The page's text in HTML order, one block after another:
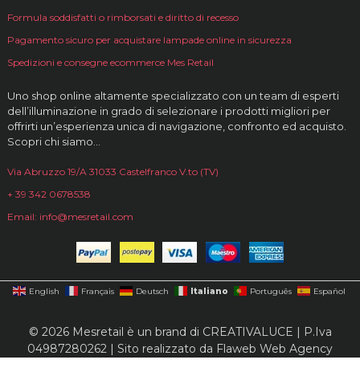
Formula soddisfatti o rimborsati e diritto di recesso
Pagamento sicuro per acquistare lampade online in sicurezza
Spedizioni e consegne ecommerce Mes Retail
Uno shop online altamente specializzato con un team di esperti
dell’illuminazione in grado di selezionare i prodotti migliori per
offrirti un’esperienza unica di navigazione, confronto ed acquisto.
Scopri chi siamo…
Via Abruzzo 19/A 31033 Castelfranco V.to (TV)
+ 39 342 0678538
Email: info@mesretail.com
English Français Deutsch Italiano Português Español
© 2026 Mesretail è un brand di CREATIVALUCE | P.Iva
04987280262 | Sito realizzato da Flaweb Web Agency